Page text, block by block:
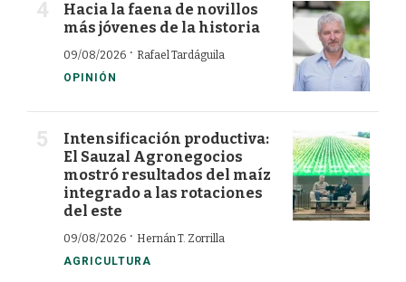
Hacia la faena de novillos
más jóvenes de la historia
09/08/2026 · Rafael Tardáguila
OPINIÓN
Intensificación productiva:
El Sauzal Agronegocios
mostró resultados del maíz
integrado a las rotaciones
del este
09/08/2026 · Hernán T. Zorrilla
AGRICULTURA